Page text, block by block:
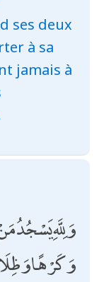
ses deux
à sa
jamais à
وَلِلَّهِ يَسْجُدُ
وَكَرْهًا